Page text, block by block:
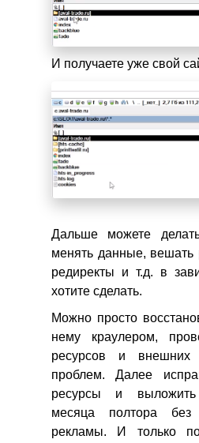
И получаете уже свой
Дальше можете
менять данные, вешать
редиректы и т.д. в
хотите сделать.
Можно просто
нему краулером,
ресурсов и внешних
проблем. Далее
ресурсы и выложить
месяца полтора без
рекламы. И только